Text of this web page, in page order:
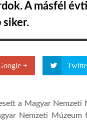
A másfél
siker.
+
a Magyar
Nemzeti Múzeum